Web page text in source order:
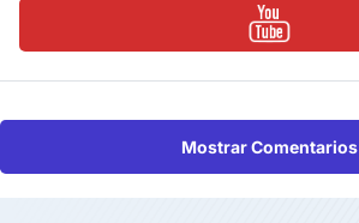
Mostrar Comentarios